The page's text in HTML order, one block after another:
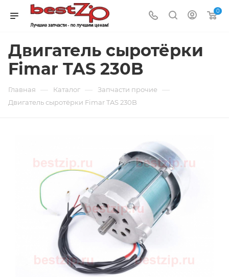
0
Двигатель сыротёрки
Fimar TAS 230B
Главная — Каталог — Запчасти прочие —
Двигатель сыротёрки Fimar TAS 230B